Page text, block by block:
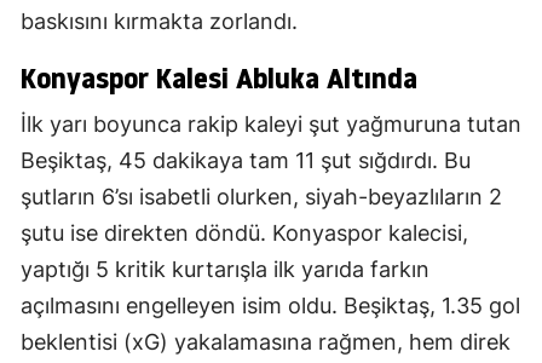
baskısını kırmakta zorlandı.
Konyaspor Kalesi Abluka Altında
İlk yarı boyunca rakip kaleyi şut yağmuruna tutan
Beşiktaş, 45 dakikaya tam 11 şut sığdırdı. Bu
şutların 6’sı isabetli olurken, siyah-beyazlıların 2
şutu ise direkten döndü. Konyaspor kalecisi,
yaptığı 5 kritik kurtarışla ilk yarıda farkın
açılmasını engelleyen isim oldu. Beşiktaş, 1.35 gol
beklentisi (xG) yakalamasına rağmen, hem direk